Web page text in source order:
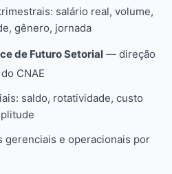
salário real, volume,
gênero, jornada
de Futuro Setorial — direção
CNAE
saldo, rotatividade, custo
gerenciais e operacionais por